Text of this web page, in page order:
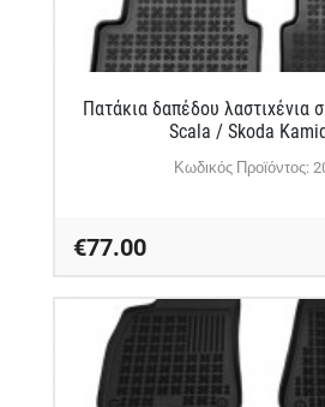
Πατάκια δαπέδου λαστιχένια
Scala / Skoda
Κωδικός Προϊόντος:
€77.00